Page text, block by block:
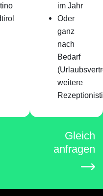
im Jahr
Oder
ganz
nach
Bedarf
weitere
Gleich
anfragen